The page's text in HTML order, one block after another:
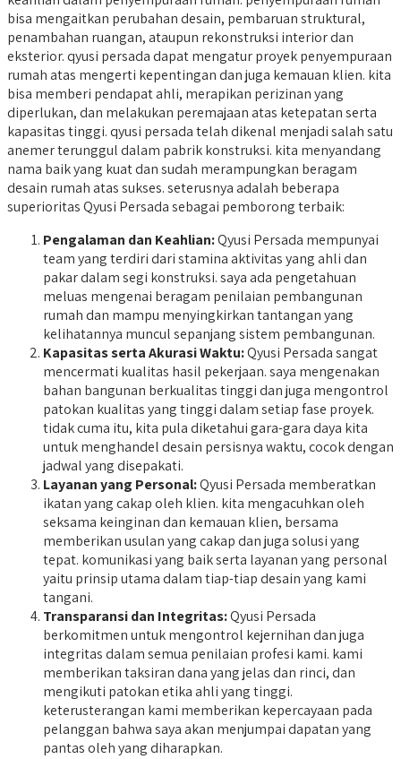
bisa mengaitkan perubahan desain, pembaruan struktural,
penambahan ruangan, ataupun rekonstruksi interior dan
eksterior. qyusi persada dapat mengatur proyek penyempuraan
rumah atas mengerti kepentingan dan juga kemauan klien. kita
bisa memberi pendapat ahli, merapikan perizinan yang
diperlukan, dan melakukan peremajaan atas ketepatan serta
kapasitas tinggi. qyusi persada telah dikenal menjadi salah satu
anemer terunggul dalam pabrik konstruksi. kita menyandang
nama baik yang kuat dan sudah merampungkan beragam
desain rumah atas sukses. seterusnya adalah beberapa
superioritas Qyusi Persada sebagai pemborong terbaik:
Pengalaman dan Keahlian:Qyusi Persada mempunyai
team yang terdiri dari stamina aktivitas yang ahli dan
pakar dalam segi konstruksi. saya ada pengetahuan
meluas mengenai beragam penilaian pembangunan
rumah dan mampu menyingkirkan tantangan yang
kelihatannya muncul sepanjang sistem pembangunan.
Kapasitas serta Akurasi Waktu:Qyusi Persada sangat
mencermati kualitas hasil pekerjaan. saya mengenakan
bahan bangunan berkualitas tinggi dan juga mengontrol
patokan kualitas yang tinggi dalam setiap fase proyek.
tidak cuma itu, kita pula diketahui gara-gara daya kita
untuk menghandel desain persisnya waktu, cocok dengan
jadwal yang disepakati.
Layanan yang Personal:Qyusi Persada memberatkan
ikatan yang cakap oleh klien. kita mengacuhkan oleh
seksama keinginan dan kemauan klien, bersama
memberikan usulan yang cakap dan juga solusi yang
tepat. komunikasi yang baik serta layanan yang personal
yaitu prinsip utama dalam tiap-tiap desain yang kami
tangani.
Transparansi dan Integritas:Qyusi Persada
berkomitmen untuk mengontrol kejernihan dan juga
integritas dalam semua penilaian profesi kami. kami
memberikan taksiran dana yang jelas dan rinci, dan
mengikuti patokan etika ahli yang tinggi.
keterusterangan kami memberikan kepercayaan pada
pelanggan bahwa saya akan menjumpai dapatan yang
pantas oleh yang diharapkan.